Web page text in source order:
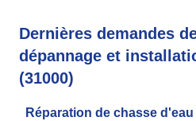
Dernières demandes
dépannage et
(31000)
Réparation de chasse